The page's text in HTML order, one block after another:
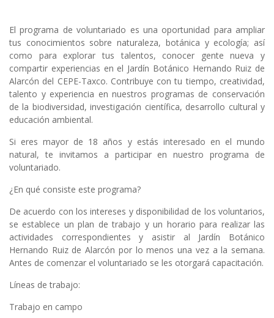
El programa de voluntariado es una oportunidad para ampliar
tus conocimientos sobre naturaleza, botánica y ecología; así
como para explorar tus talentos, conocer gente nueva y
compartir experiencias en el Jardín Botánico Hernando Ruiz de
Alarcón del CEPE-Taxco. Contribuye con tu tiempo, creatividad,
talento y experiencia en nuestros programas de conservación
de la biodiversidad, investigación científica, desarrollo cultural y
educación ambiental.
Si eres mayor de 18 años y estás interesado en el mundo
natural, te invitamos a participar en nuestro programa de
voluntariado.
¿En qué consiste este programa?
De acuerdo con los intereses y disponibilidad de los voluntarios,
se establece un plan de trabajo y un horario para realizar las
actividades correspondientes y asistir al Jardín Botánico
Hernando Ruiz de Alarcón por lo menos una vez a la semana.
Antes de comenzar el voluntariado se les otorgará capacitación.
Líneas de trabajo:
Trabajo en campo